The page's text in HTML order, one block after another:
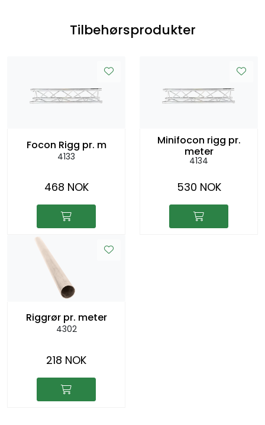
Tilbehørsprodukter
Focon Rigg pr. m
4133
468 NOK
Minifocon rigg pr.
meter
4134
530 NOK
Riggrør pr. meter
4302
218 NOK